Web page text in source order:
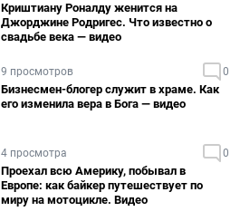
Криштиану Роналду женится на
Джорджине Родригес. Что известно о
свадьбе века — видео
9 просмотров 0
Бизнесмен-блогер служит в храме. Как
его изменила вера в Бога — видео
4 просмотра 0
Проехал всю Америку, побывал в
Европе: как байкер путешествует по
миру на мотоцикле. Видео